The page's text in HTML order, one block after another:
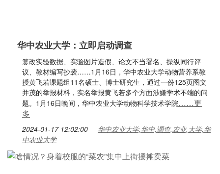
华中农业大学：立即启动调查
篡改实验数据、实验图片造假、论文不当署名、操纵同行评
议、教材编写抄袭……1月16日，华中农业大学动物营养系教
授黄飞若课题组11名硕士、博士研究生，通过一份125页图文
并茂的举报材料，实名举报黄飞若多个方面涉嫌学术不端的问
题。1月16日晚间，华中农业大学动物科学技术学院……更
多
2024-01-17 12:02:00
华中农业大学,华中,调查,农业,大学,华
中农业大学